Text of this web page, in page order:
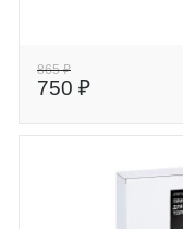
865 ₽
750 ₽